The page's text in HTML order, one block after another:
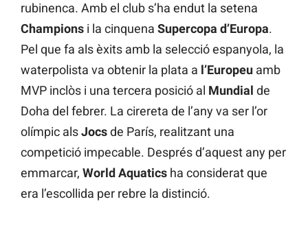
rubinenca. Amb el club s’ha endut la setena
Champions i la cinquena Supercopa d’Europa.
Pel que fa als èxits amb la selecció espanyola, la
waterpolista va obtenir la plata a l’Europeu amb
MVP inclòs i una tercera posició al Mundial de
Doha del febrer. La cirereta de l’any va ser l’or
olímpic alsJocsde París, realitzant una
competició impecable. Després d’aquest any per
emmarcar, World Aquatics ha considerat que
era l’escollida per rebre la distinció.